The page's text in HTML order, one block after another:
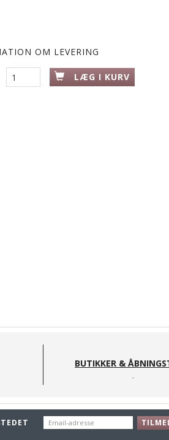
OM LEVERING
LÆG I KURV
BUTIKKER &
EMAIL-
ADRESSE